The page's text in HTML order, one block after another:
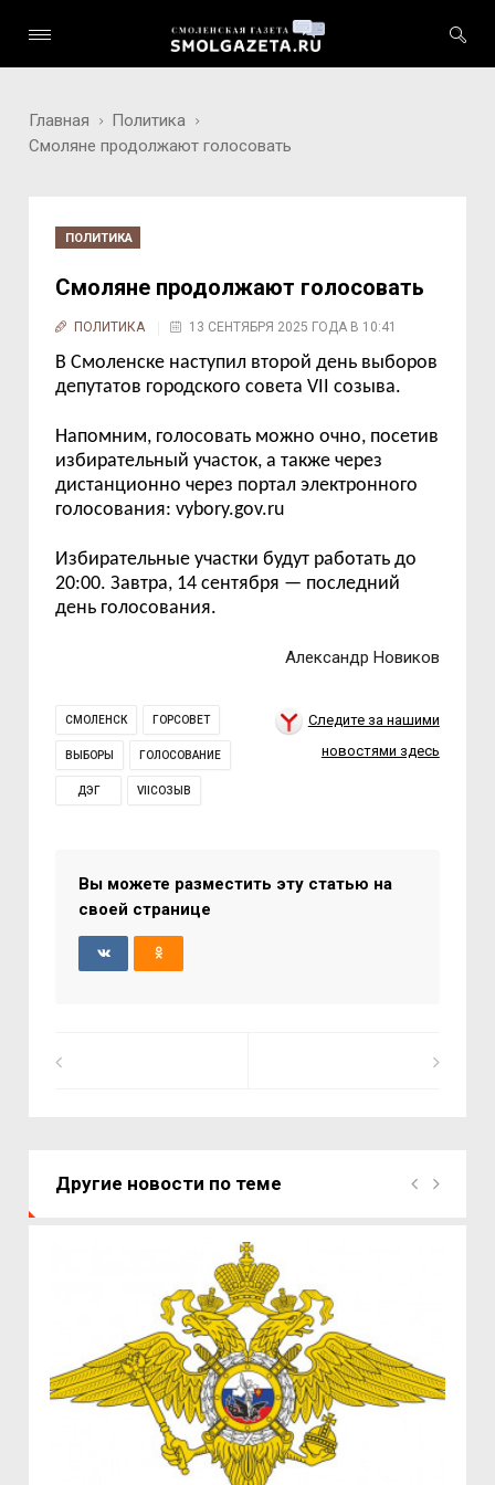
Главная
Политика
Смоляне продолжают голосовать
ПОЛИТИКА
Смоляне продолжают голосовать
ПОЛИТИКА 13 СЕНТЯБРЯ 2025 ГОДА В 10:41
В Смоленске наступил второй день выборов
депутатов городского советаVIIсозыва.
Напомним, голосовать можно очно, посетив
избирательный участок, а также через
дистанционно через портал электронного
голосования: vybory.gov.ru
Избирательные участки будут работать до
20:00.Завтра, 14 сентября — последний
день голосования.
Александр Новиков
СМОЛЕНСК ГОРСОВЕТ
ВЫБОРЫ ГОЛОСОВАНИЕ
ДЭГ VIIСОЗЫВ
Следите за нашими
новостями здесь
Вы можете разместить эту статью на
своей странице
Другие новости по теме